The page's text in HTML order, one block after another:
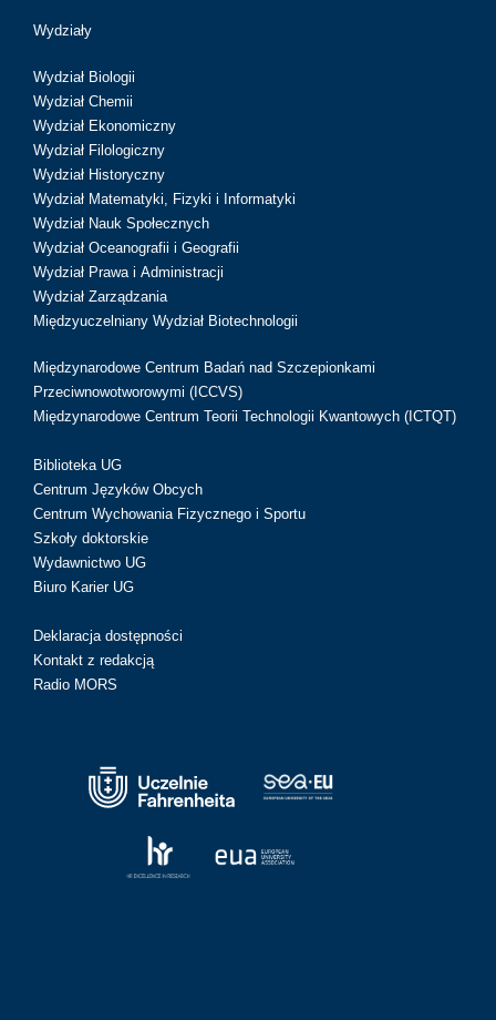
Wydziały
Wydział Biologii
Wydział Chemii
Wydział Ekonomiczny
Wydział Filologiczny
Wydział Historyczny
Wydział Matematyki, Fizyki i Informatyki
Wydział Nauk Społecznych
Wydział Oceanografii i Geografii
Wydział Prawa i Administracji
Wydział Zarządzania
Międzyuczelniany Wydział Biotechnologii
Międzynarodowe Centrum Badań nad Szczepionkami
Przeciwnowotworowymi (ICCVS)
Międzynarodowe Centrum Teorii Technologii Kwantowych (ICTQT)
Biblioteka UG
Centrum Języków Obcych
Centrum Wychowania Fizycznego i Sportu
Szkoły doktorskie
Wydawnictwo UG
Biuro Karier UG
Deklaracja dostępności
Kontakt z redakcją
Radio MORS